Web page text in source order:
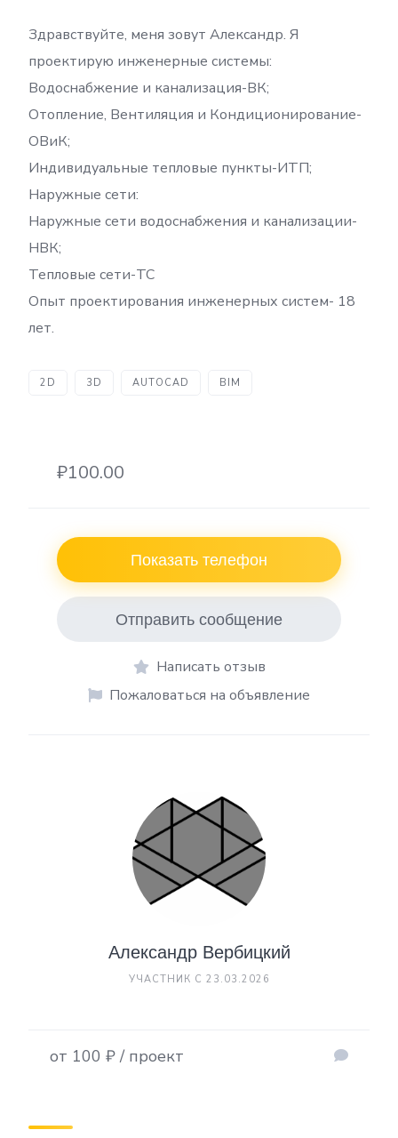
Здравствуйте, меня зовут Александр. Я
проектирую инженерные системы:
Водоснабжение и канализация-ВК;
Отопление, Вентиляция и Кондиционирование-
ОВиК;
Индивидуальные тепловые пункты-ИТП;
Наружные сети:
Наружные сети водоснабжения и канализации-
НВК;
Тепловые сети-ТС
Опыт проектирования инженерных систем- 18
лет.
2D 3D AUTOCAD BIM
₽100.00
Показать телефон
Отправить сообщение
Написать отзыв
Пожаловаться на объявление
Александр Вербицкий
УЧАСТНИК С 23.03.2026
от 100 ₽ / проект